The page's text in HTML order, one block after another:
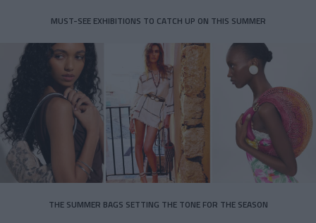
MUST-SEE EXHIBITIONS TO CATCH UP ON THIS SUMMER
THE SUMMER BAGS SETTING THE TONE FOR THE SEASON